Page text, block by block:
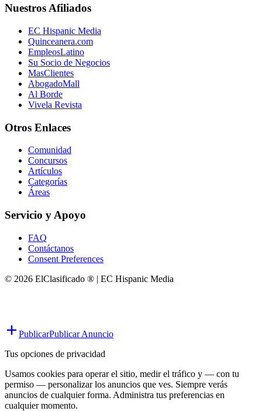
Nuestros Afiliados
EC Hispanic Media
Quinceanera.com
EmpleosLatino
Su Socio de Negocios
MasClientes
AbogadoMall
Al Borde
Vivela Revista
Otros Enlaces
Comunidad
Concursos
Artículos
Categorías
Áreas
Servicio y Apoyo
FAQ
Contáctanos
Consent Preferences
© 2026 ElClasificado ® | EC Hispanic Media
PublicarPublicar Anuncio
Tus opciones de privacidad
Usamos cookies para operar el sitio, medir el tráfico y — con tu
permiso — personalizar los anuncios que ves. Siempre verás
anuncios de cualquier forma. Administra tus preferencias en
cualquier momento.